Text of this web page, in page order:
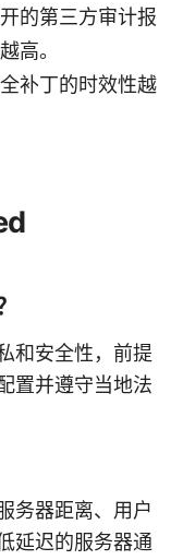
的第三方审计报
高。
补丁的时效性越
和安全性，前提
置并遵守当地法
务器距离、用户
延迟的服务器通